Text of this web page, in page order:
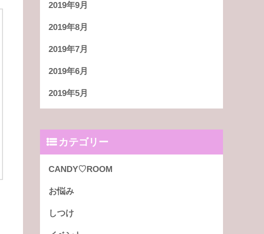
2019年9月
2019年8月
2019年7月
2019年6月
2019年5月
カテゴリー
CANDY♡ROOM
お悩み
しつけ